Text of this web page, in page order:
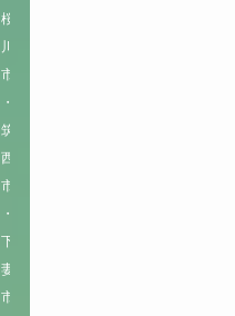
桜
川
市
・
筑
西
市
・
下
妻
市